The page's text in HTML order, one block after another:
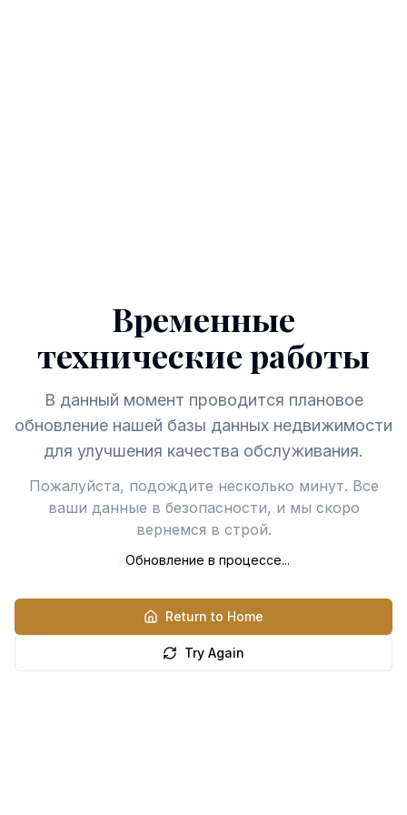
Временные
технические работы
В данный момент проводится плановое
обновление нашей базы данных недвижимости
для улучшения качества обслуживания.
Пожалуйста, подождите несколько минут. Все
ваши данные в безопасности, и мы скоро
вернемся в строй.
Обновление в процессе...
Return to Home
Try Again